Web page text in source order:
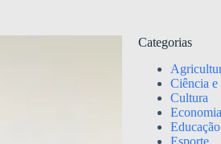
Categorias
Ciência
Cultura
Economia
Educação
Esporte